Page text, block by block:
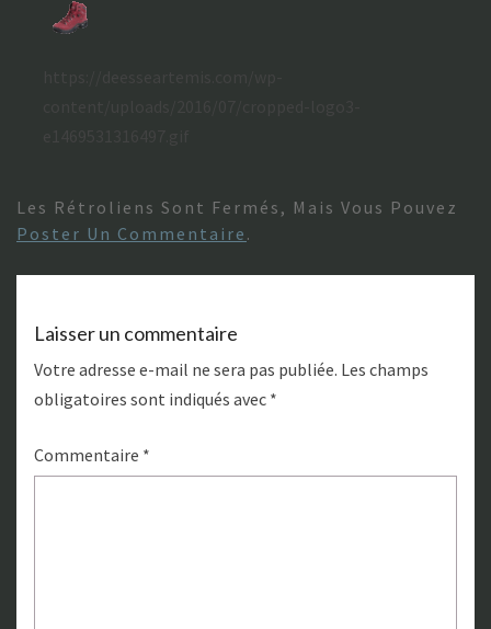
Les Rétroliens Sont Fermés, Mais Vous Pouvez
Poster Un Commentaire .
Laisser un commentaire
Votre adresse e-mail ne sera pas publiée. Les champs
obligatoires sont indiqués avec *
Commentaire *